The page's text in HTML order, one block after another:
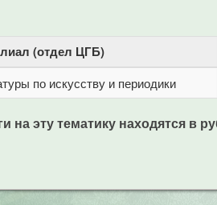
(отдел ЦГБ)
по искусству и периодики
на эту тематику находятся в